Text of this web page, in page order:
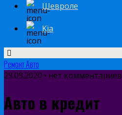
Шевроле
Kia
Ремонт Авто
29.09.2020 • нет комментариев
Авто в кредит